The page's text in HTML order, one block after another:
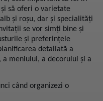
să oferi o varietate
și roșu, dar și specialități
se vor simți bine și
și preferințele
detaliată a
meniului, a decorului și a
când organizezi o